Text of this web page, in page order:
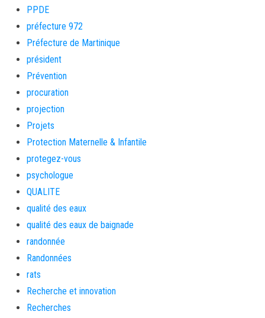
PPDE
préfecture 972
Préfecture de Martinique
président
Prévention
procuration
projection
Projets
Protection Maternelle & Infantile
protegez-vous
psychologue
QUALITE
qualité des eaux
qualité des eaux de baignade
randonnée
Randonnées
rats
Recherche et innovation
Recherches